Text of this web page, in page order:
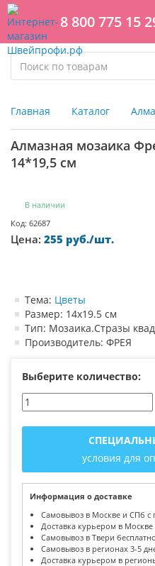
8 800 775 15
Главная Каталог
Алмазная мозаика
14*19,5 см
В наличии
Код: 62687
Цена: 255 руб./шт.
Тема: Цветы
Размер: 14х19.5 см
Тип: Мозаика.Стразы
Производитель: ФРЕЯ
Выберите количество:
условия для
Информация о доставке
Самовывоз в Москве и СПб с
Доставка курьером в
Самовывоз в Твери
Самовывоз в регионах 3-5
Доставка курьером в